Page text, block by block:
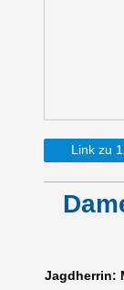
Link zu
Jagdherrin: